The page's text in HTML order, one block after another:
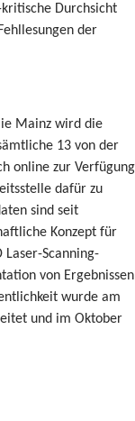
Durchsicht
der
Mainz wird die
13 von der
online zur Verfügung
dafür zu
sind seit
Konzept für
Scanning-
von Ergebnissen
wurde am
und im Oktober